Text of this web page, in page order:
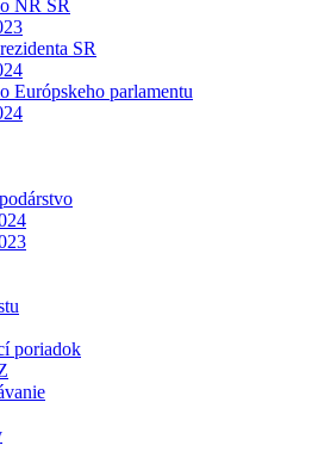
NR SR
SR
Európskeho parlamentu
poriadok